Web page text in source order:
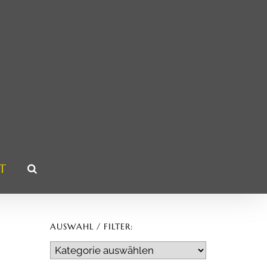
AUSWAHL / FILTER:
Auswahl
/